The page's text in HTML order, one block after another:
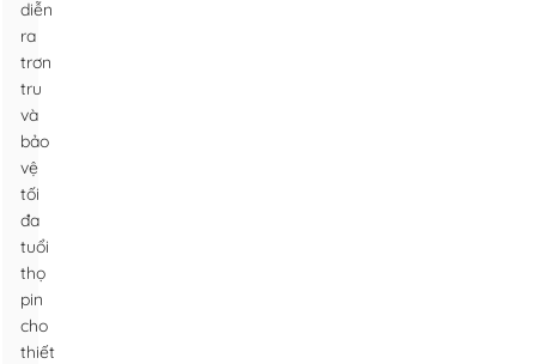
diễn
ra
trơn
tru
và
bảo
vệ
tối
đa
tuổi
thọ
pin
cho
thiết